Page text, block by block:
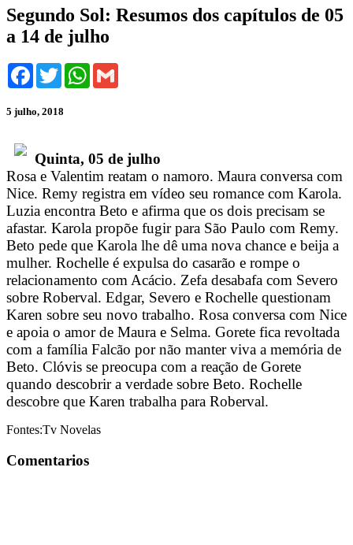
Segundo Sol: Resumos dos capítulos de 05
a 14 de julho
Facebook
TwitterWhatsApp
5 julho, 2018
Quinta, 05 de julho
Rosa e Valentim reatam o namoro. Maura conversa com
Nice. Remy registra em vídeo seu romance com Karola.
Luzia encontra Beto e afirma que os dois precisam se
afastar. Karola propõe fugir para São Paulo com Remy.
Beto pede que Karola lhe dê uma nova chance e beija a
mulher. Rochelle é expulsa do casarão e rompe o
relacionamento com Acácio. Zefa desabafa com Severo
sobre Roberval. Edgar, Severo e Rochelle questionam
Karen sobre seu novo trabalho. Rosa conversa com Nice
e apoia o amor de Maura e Selma. Gorete fica revoltada
com a família Falcão por não manter viva a memória de
Beto. Clóvis se preocupa com a reação de Gorete
quando descobrir a verdade sobre Beto. Rochelle
descobre que Karen trabalha para Roberval.
Fontes:Tv Novelas
Comentarios